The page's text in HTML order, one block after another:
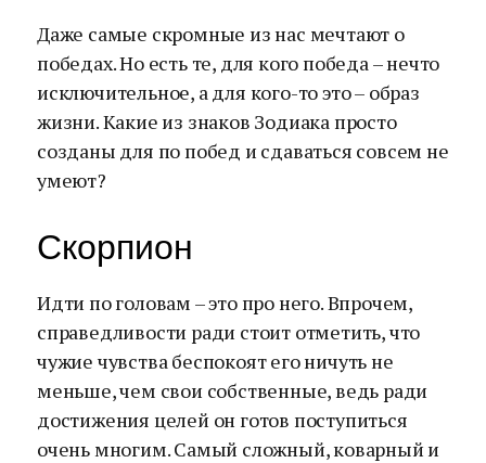
Даже самые скромные из нас мечтают о
победах. Но есть те, для кого победа – нечто
исключительное, а для кого-то это – образ
жизни. Какие из знаков Зодиака просто
созданы для по побед и сдаваться совсем не
умеют?
Скорпион
Идти по головам – это про него. Впрочем,
справедливости ради стоит отметить, что
чужие чувства беспокоят его ничуть не
меньше, чем свои собственные, ведь ради
достижения целей он готов поступиться
очень многим. Самый сложный, коварный и